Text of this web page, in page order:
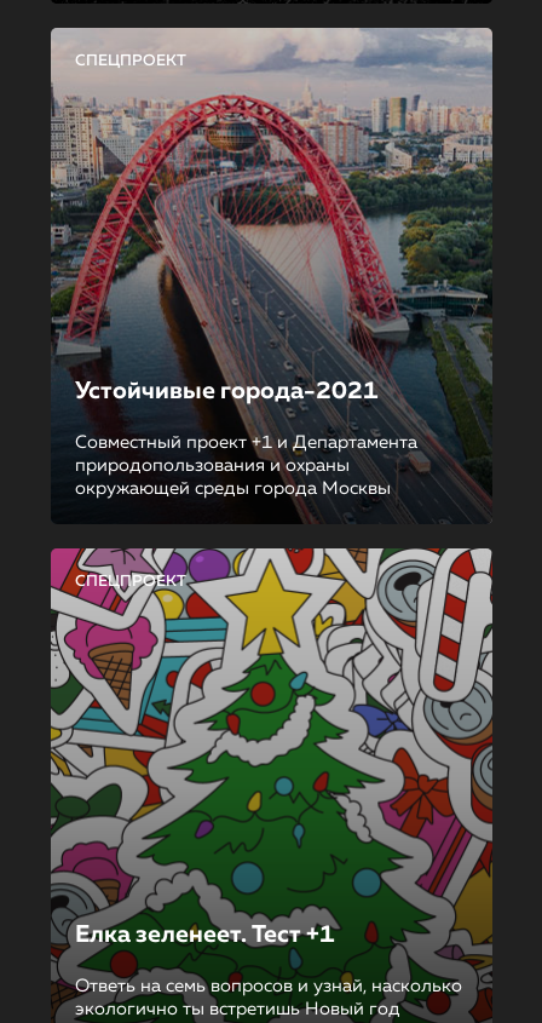
СПЕЦПРОЕКТ
Устойчивые города-2021
Совместный проект +1 и Департамента
природопользования и охраны
окружающей среды города Москвы
СПЕЦПРОЕКТ
Елка зеленеет. Тест +1
Ответь на семь вопросов и узнай, насколько
экологично ты встретишь Новый год